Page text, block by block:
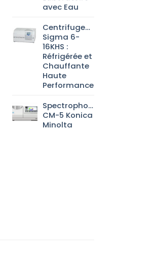
avec Eau
Centrifugeuse
Sigma 6-
16KHS :
Réfrigérée et
Chauffante
Haute
Performance
Spectrophotomètre
CM-5 Konica
Minolta